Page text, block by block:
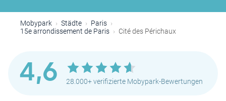
Mobypark Städte
Paris
15e arrondissement de Paris
Cité des Périchaux
4,6 28.000+ verifizierte Mobypark-Bewertungen